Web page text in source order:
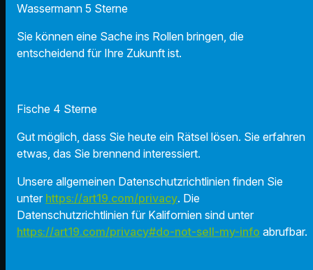
Wassermann 5 Sterne
Sie können eine Sache ins Rollen bringen, die
entscheidend für Ihre Zukunft ist.
Fische 4 Sterne
Gut möglich, dass Sie heute ein Rätsel lösen. Sie erfahren
etwas, das Sie brennend interessiert.
Unsere allgemeinen Datenschutzrichtlinien finden Sie
unter https://art19.com/privacy. Die
Datenschutzrichtlinien für Kalifornien sind unter
https://art19.com/privacy#do-not-sell-my-info abrufbar.